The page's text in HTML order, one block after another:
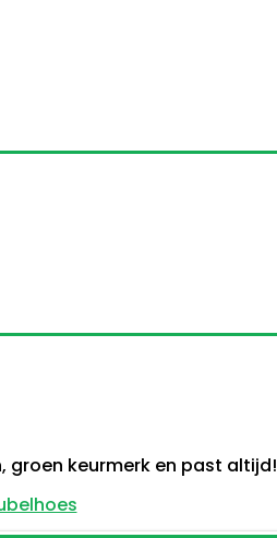
groen keurmerk en past altijd!